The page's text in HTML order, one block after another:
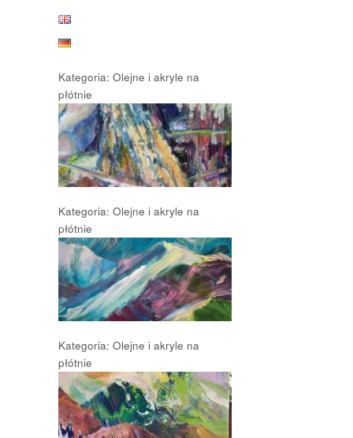
Kategoria: Olejne i akryle na
płótnie
Kategoria: Olejne i akryle na
płótnie
Kategoria: Olejne i akryle na
płótnie